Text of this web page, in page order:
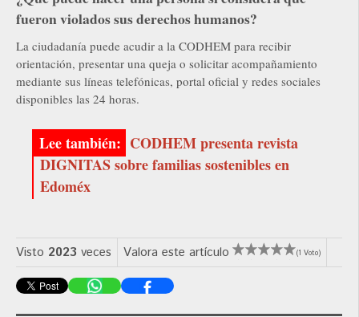
fueron violados sus derechos humanos?
La ciudadanía puede acudir a la CODHEM para recibir
orientación, presentar una queja o solicitar acompañamiento
mediante sus líneas telefónicas, portal oficial y redes sociales
disponibles las 24 horas.
CODHEM presenta revista
DIGNITAS sobre familias sostenibles en
Edoméx
Visto 2023 veces Valora este artículo (1 Voto)